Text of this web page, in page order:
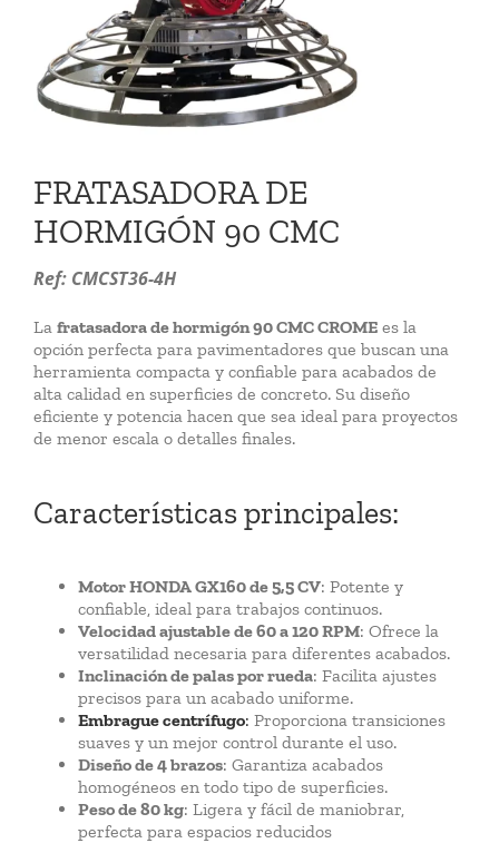
FRATASADORA DE
HORMIGÓN 90 CMC
Ref: CMCST36-4H
La fratasadora de hormigón 90 CMC CROMEes la
opción perfecta para pavimentadores que buscan una
herramienta compacta y confiable para acabados de
alta calidad en superficies de concreto. Su diseño
eficiente y potencia hacen que sea ideal para proyectos
de menor escala o detalles finales.
Características principales:
Motor HONDA GX160 de 5,5 CV: Potente y
confiable, ideal para trabajos continuos.
Velocidad ajustable de 60 a 120 RPM: Ofrece la
versatilidad necesaria para diferentes acabados.
Inclinación de palas por rueda: Facilita ajustes
precisos para un acabado uniforme.
Embrague centrífugo: Proporciona transiciones
suaves y un mejor control durante el uso.
Diseño de 4 brazos: Garantiza acabados
homogéneos en todo tipo de superficies.
Peso de 80 kg: Ligera y fácil de maniobrar,
perfecta para espacios reducidos